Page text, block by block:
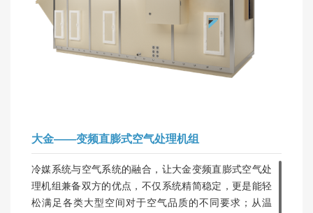
大金——变频直膨式空气处理机组
冷媒系统与空气系统的融合，让大金变频直膨式空气处
理机组兼备双方的优点，不仅系统精简稳定，更是能轻
松满足各类大型空间对于空气品质的不同要求；从温